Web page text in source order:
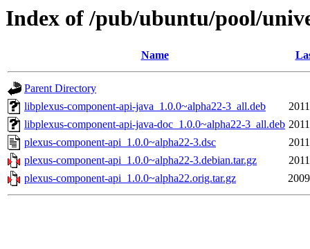
Index of /pub/ubuntu/pool/
Name
Parent Directory
libplexus-component-api-java_1.0.0~alpha22-3_all.deb
libplexus-component-api-java-doc_1.0.0~alpha22-3_all.deb
plexus-component-api_1.0.0~alpha22-3.dsc
plexus-component-api_1.0.0~alpha22-3.debian.tar.gz
plexus-component-api_1.0.0~alpha22.orig.tar.gz